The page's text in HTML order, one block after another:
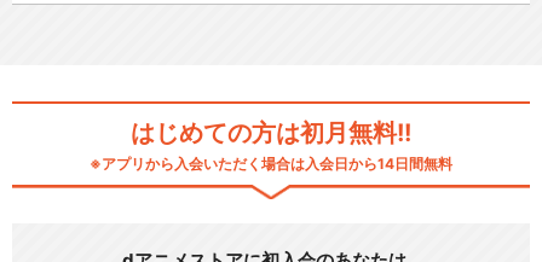
はじめての方は初月無料!!
※アプリから入会いただく場合は入会日から14日間無料